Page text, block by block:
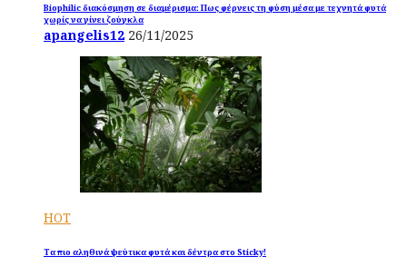
Biophilic διακόσμηση σε διαμέρισμα: Πως φέρνεις τη φύση μέσα με τεχνητά φυτά
χωρίς να γίνει ζούγκλα
apangelis12 26/11/2025
HOT
Τα πιο αληθινά ψεύτικα φυτά και δέντρα στο Sticky!